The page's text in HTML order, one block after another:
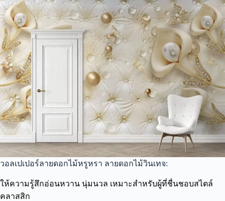
วอลเปเปอร์ลายดอกไม้หรูหรา ลายดอกไม้วินเทจ:
ให้ความรู้สึกอ่อนหวาน นุ่มนวล เหมาะสำหรับผู้ที่ชื่นชอบสไตล์
คลาสสิก